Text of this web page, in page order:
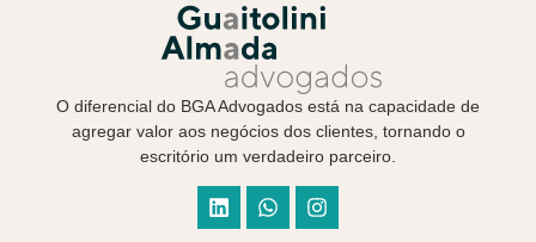
O diferencial do BGA Advogados está na capacidade de
agregar valor aos negócios dos clientes, tornando o
escritório um verdadeiro parceiro.